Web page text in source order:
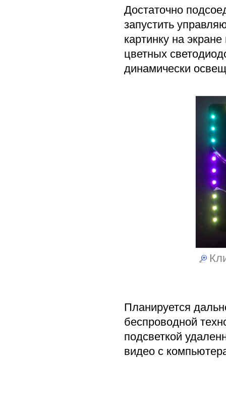
Достаточно
запустить
картинку на
цветных
динамически
Планируется
беспроводной
подсветкой
видео с